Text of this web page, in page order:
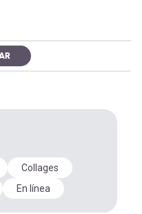
Collages
En línea